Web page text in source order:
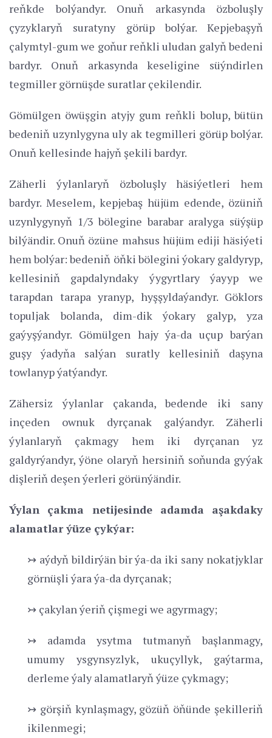
reňkde bolýandyr. Onuň arkasynda özboluşly
çyzyklaryň suratyny görüp bolýar. Kepjebaşyň
çalymtyl-gum we goňur reňkli uludan galyň bedeni
bardyr. Onuň arkasynda keseligine süýndirlen
tegmiller görnüşde suratlar çekilendir.
Gömülgen öwüşgin atyjy gum reňkli bolup, bütün
bedeniň uzynlygyna uly ak tegmilleri görüp bolýar.
Onuň kellesinde hajyň şekili bardyr.
Zäherli ýylanlaryň özboluşly häsiýetleri hem
bardyr. Meselem, kepjebaş hüjüm edende, özüniň
uzynlygynyň 1/3 bölegine barabar aralyga süýşüp
bilýändir. Onuň özüne mahsus hüjüm ediji häsiýeti
hem bolýar: bedeniň öňki bölegini ýokary galdyryp,
kellesiniň gapdalyndaky ýygyrtlary ýayyp we
tarapdan tarapa yranyp, hyşşyldaýandyr. Göklors
topuljak bolanda, dim-dik ýokary galyp, yza
gaýyşýandyr. Gömülgen hajy ýa-da uçup barýan
guşy ýadyňa salýan suratly kellesiniň daşyna
towlanyp ýatýandyr.
Zähersiz ýylanlar çakanda, bedende iki sany
inçeden ownuk dyrçanak galýandyr. Zäherli
ýylanlaryň çakmagy hem iki dyrçanan yz
galdyrýandyr, ýöne olaryň hersiniň soňunda gyýak
dişleriň deşen ýerleri görünýändir.
Ýylan çakma netijesinde adamda aşakdaky
alamatlar ýüze çykýar:
↣ aýdyň bildirýän bir ýa-da iki sany nokatjyklar
görnüşli ýara ýa-da dyrçanak;
↣ çakylan ýeriň çişmegi we agyrmagy;
↣ adamda ysytma tutmanyň başlanmagy,
umumy ysgynsyzlyk, ukuçyllyk, gaýtarma,
derleme ýaly alamatlaryň ýüze çykmagy;
↣ görşiň kynlaşmagy, gözüň öňünde şekilleriň
ikilenmegi;